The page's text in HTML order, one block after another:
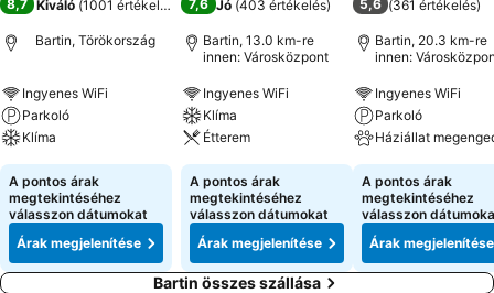
8,7 Kiváló (1001 értékelés
Bartin, Törökország
Ingyenes WiFi
Parkoló
Klíma
A pontos árak
megtekintéséhez
válasszon dátumokat
Árak megjelenítése
7,6 Jó (403 értékelés)
Bartin, 13.0 km-re
innen: Városközpont
Ingyenes WiFi
Klíma
Étterem
A pontos árak
megtekintéséhez
válasszon dátumokat
Árak megjelenítése
5,6 (361 értékelés)
Bartin, 20.3 km-re
innen:
Ingyenes WiFi
Parkoló
Háziállat
A pontos árak
megtekintéséhez
válasszon
Árak megjelenítése
Bartin összes szállása